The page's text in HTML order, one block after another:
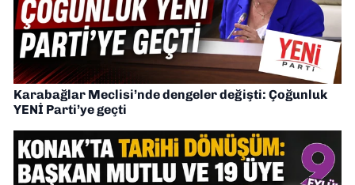
Karabağlar Meclisi’nde dengeler değişti: Çoğunluk
YENİ Parti’ye geçti